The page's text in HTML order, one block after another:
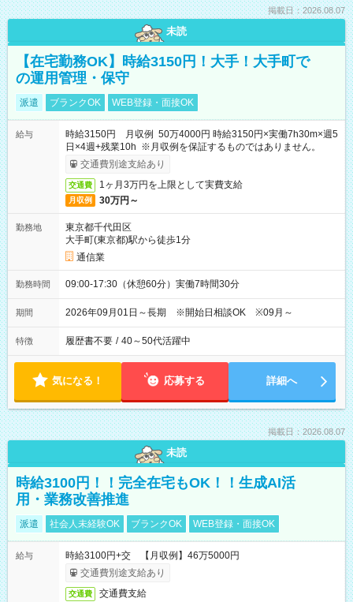
掲載日：2026.08.07
未読
【在宅勤務OK】時給3150円！大手！大手町で
の運用管理・保守
派遣 ブランクOK WEB登録・面接OK
給与
時給3150円 月収例 50万4000円 時給3150円×実働7h30m×週5
日×4週+残業10h ※月収例を保証するものではありません。
交通費別途支給あり
交通費 1ヶ月3万円を上限として実費支給
月収例 30万円～
勤務地
東京都千代田区
大手町(東京都)駅から徒歩1分
通信業
勤務時間 09:00-17:30（休憩60分）実働7時間30分
期間 2026年09月01日～長期 ※開始日相談OK ※09月～
特徴 履歴書不要 / 40～50代活躍中
気になる！ 応募する 詳細へ
掲載日：2026.08.07
未読
時給3100円！！完全在宅もOK！！生成AI活
用・業務改善推進
派遣 社会人未経験OK ブランクOK WEB登録・面接OK
給与
時給3100円+交 【月収例】46万5000円
交通費別途支給あり
交通費 交通費支給